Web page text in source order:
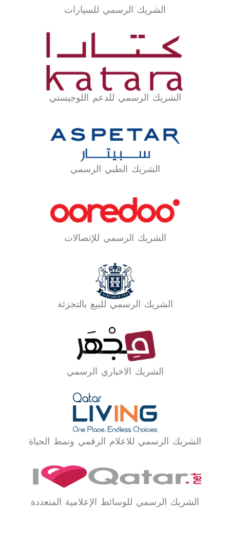
الشريك الرسمي للسيارات
الشريك الرسمي للدعم اللوجيستي
الشريك الطبي الرسمي
الشريك الرسمي للإتصالات
الشريك الرسمي للبيع بالتجزئة
الشريك الاخباري الرسمي
الشريك الرسمي للاعلام الرقمي ونمط الحياة
الشريك الرسمي للوسائط الإعلامية المتعددة